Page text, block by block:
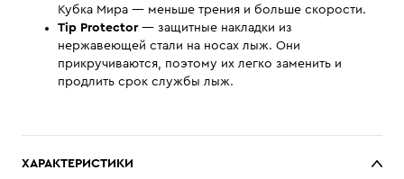
Кубка Мира — меньше трения и больше скорости.
Tip Protector— защитные накладки из
нержавеющей стали на носах лыж. Они
прикручиваются, поэтому их легко заменить и
продлить срок службы лыж.
ХАРАКТЕРИСТИКИ